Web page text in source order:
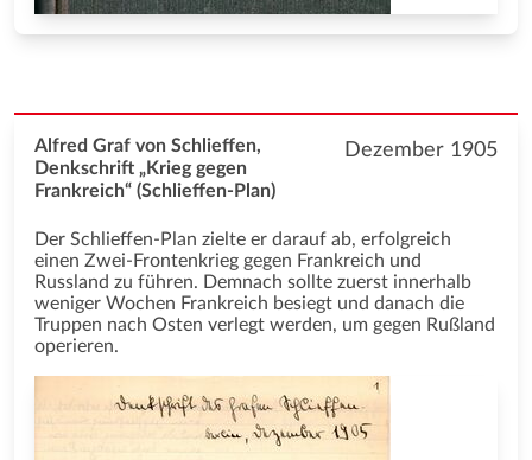
Dezember 1905
Alfred Graf von Schlieffen,
Denkschrift „Krieg gegen
Frankreich“ (Schlieffen-Plan)
Der Schlieffen-Plan zielte er darauf ab, erfolgreich
einen Zwei-Frontenkrieg gegen Frankreich und
Russland zu führen. Demnach sollte zuerst innerhalb
weniger Wochen Frankreich besiegt und danach die
Truppen nach Osten verlegt werden, um gegen Rußland
operieren.